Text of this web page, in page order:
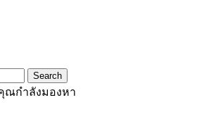
Search
ณกำลังมองหา